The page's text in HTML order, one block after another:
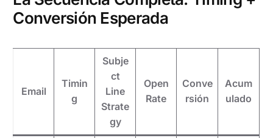
Conversión Esperada
Email
Timin
g
Subje
ct
Line
Strate
gy
Open
Rate
Conve
rsión
Acum
ulado